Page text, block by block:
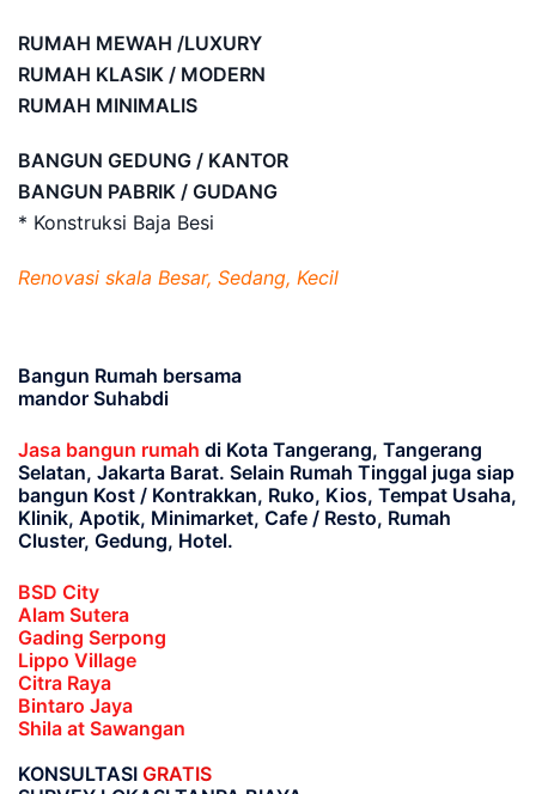
RUMAH MEWAH /LUXURY
RUMAH KLASIK / MODERN
RUMAH MINIMALIS
BANGUN GEDUNG / KANTOR
BANGUN PABRIK / GUDANG
* Konstruksi Baja Besi
Renovasi skala Besar, Sedang, Kecil
Bangun Rumah bersama
mandor Suhabdi
Jasa bangun rumah di Kota Tangerang, Tangerang
Selatan, Jakarta Barat. Selain Rumah Tinggal juga siap
bangun Kost / Kontrakkan, Ruko, Kios, Tempat Usaha,
Klinik, Apotik, Minimarket, Cafe / Resto, Rumah
Cluster, Gedung, Hotel.
BSD City
Alam Sutera
Gading Serpong
Lippo Village
Citra Raya
Bintaro Jaya
Shila at Sawangan
KONSULTASI GRATIS